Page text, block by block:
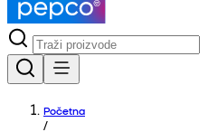
Početna
/